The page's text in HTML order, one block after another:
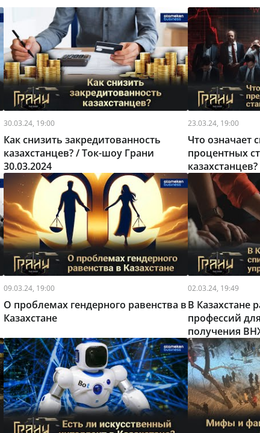
30.03.24, 19:00
Как снизить закредитованность
казахстанцев? / Ток-шоу Грани
30.03.2024
23.03.24, 19:00
Что означает
процентных
казахстанцев?
09.03.24, 19:00
О проблемах гендерного равенства в
Казахстане
02.03.24, 19:49
В Казахстане
профессий
получения